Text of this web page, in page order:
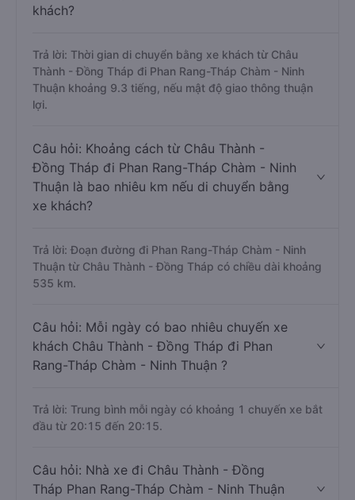
khách?
Trả lời: Thời gian di chuyển bằng xe khách từ Châu
Thành - Đồng Tháp đi Phan Rang-Tháp Chàm - Ninh
Thuận khoảng 9.3 tiếng, nếu mật độ giao thông thuận
lợi.
Câu hỏi: Khoảng cách từ Châu Thành -
Đồng Tháp đi Phan Rang-Tháp Chàm - Ninh
Thuận là bao nhiêu km nếu di chuyển bằng
xe khách?
Trả lời: Đoạn đường đi Phan Rang-Tháp Chàm - Ninh
Thuận từ Châu Thành - Đồng Tháp có chiều dài khoảng
535 km.
Câu hỏi: Mỗi ngày có bao nhiêu chuyến xe
khách Châu Thành - Đồng Tháp đi Phan
Rang-Tháp Chàm - Ninh Thuận ?
Trả lời: Trung bình mỗi ngày có khoảng 1 chuyến xe bắt
đầu từ 20:15 đến 20:15.
Câu hỏi: Nhà xe đi Châu Thành - Đồng
Tháp Phan Rang-Tháp Chàm - Ninh Thuận